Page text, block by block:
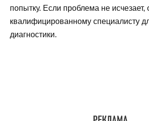
попытку. Если проблема не исчезает,
квалифицированному специалисту
диагностики.